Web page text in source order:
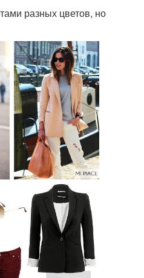
разных цветов, но